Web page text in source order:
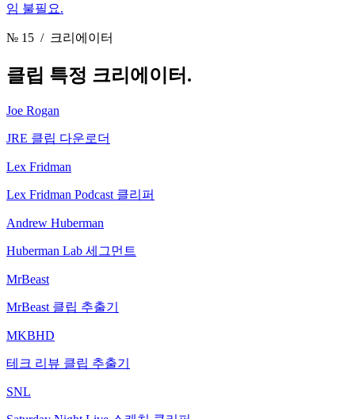
임 불필요.
№ 15 / 크리에이터
클립 특정 크리에이터.
Joe Rogan
JRE 클립 다운로더
Lex Fridman
Lex Fridman Podcast 클리퍼
Andrew Huberman
Huberman Lab 세그먼트
MrBeast
MrBeast 클립 추출기
MKBHD
테크 리뷰 클립 추출기
SNL